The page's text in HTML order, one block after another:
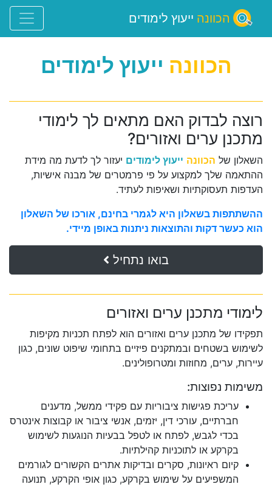
הכוונה ייעוץ לימודים
הכוונה ייעוץ לימודים
רוצה לבדוק האם מתאים לך לימודי
מתכנן ערים ואזורים?
השאלון של הכוונה ייעוץ לימודים יעזור לך לדעת מה מידת
ההתאמה שלך למקצוע על פי פרמטרים של מבנה אישיות,
העדפות תעסוקתיות ושאיפות לעתיד.
ההשתתפות בשאלון היא לגמרי בחינם, אורכו של השאלון
הוא כעשר דקות והתוצאות ניתנות באופן מיידי.
בואו נתחיל
לימודי מתכנן ערים ואזורים
תפקידו של מתכנן ערים ואזורים הוא לפתח תכניות מקיפות
לשימוש בשטחים ובמתקנים פיזיים בתחומי שיפוט שונים, כגון
עיירות, ערים, מחוזות ומטרופולינים.
משימות נפוצות:
עריכת פגישות ציבוריות עם פקידי ממשל, מדענים
חברתיים, עורכי דין, יזמים, אנשי ציבור או קבוצות אינטרס
בכדי לגבש, לפתח או לטפל בבעיות הנוגעות לשימוש
בקרקע או לתוכניות קהילתיות.
קיום ראיונות, סקרים ובדיקות אתרים הקשורים לגורמים
המשפיעים על שימוש בקרקע, כגון אופי הקרקע, תנועה